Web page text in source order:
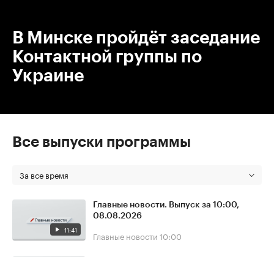
В Минске пройдёт заседание
Контактной группы по
Украине
Все выпуски программы
За все время
11:41
Главные новости. Выпуск за 10:00,
08.08.2026
Главные новости 10:00